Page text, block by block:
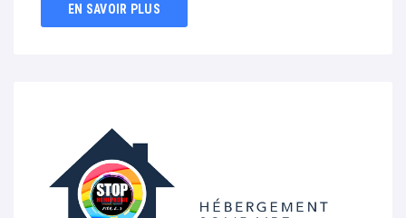
EN SAVOIR PLUS